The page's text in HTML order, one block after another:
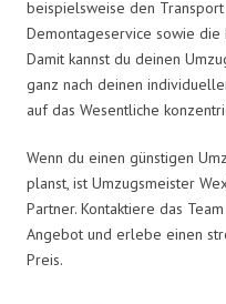
beispielsweise den
Demontageservice sowie die
Damit kannst du deinen
ganz nach deinen
auf das Wesentliche
Wenn du einen günstigen
planst, ist Umzugsmeister
Partner. Kontaktiere das
Angebot und erlebe einen
Preis.